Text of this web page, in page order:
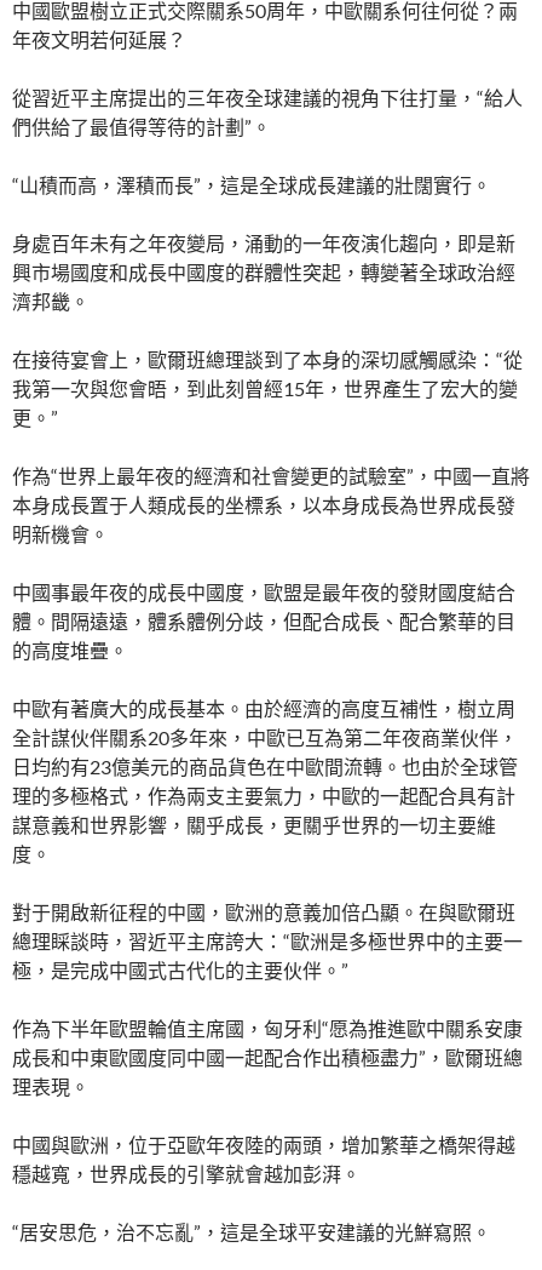
中國歐盟樹立正式交際關系50周年，中歐關系何往何從？兩
年夜文明若何延展？
從習近平主席提出的三年夜全球建議的視角下往打量，“給人
們供給了最值得等待的計劃”。
“山積而高，澤積而長”，這是全球成長建議的壯闊實行。
身處百年未有之年夜變局，涌動的一年夜演化趨向，即是新
興市場國度和成長中國度的群體性突起，轉變著全球政治經
濟邦畿。
在接待宴會上，歐爾班總理談到了本身的深切感觸感染：“從
我第一次與您會晤，到此刻曾經15年，世界產生了宏大的變
更。”
作為“世界上最年夜的經濟和社會變更的試驗室”，中國一直將
本身成長置于人類成長的坐標系，以本身成長為世界成長發
明新機會。
中國事最年夜的成長中國度，歐盟是最年夜的發財國度結合
體。間隔遠遠，體系體例分歧，但配合成長、配合繁華的目
的高度堆疊。
中歐有著廣大的成長基本。由於經濟的高度互補性，樹立周
全計謀伙伴關系20多年來，中歐已互為第二年夜商業伙伴，
日均約有23億美元的商品貨色在中歐間流轉。也由於全球管
理的多極格式，作為兩支主要氣力，中歐的一起配合具有計
謀意義和世界影響，關乎成長，更關乎世界的一切主要維
度。
對于開啟新征程的中國，歐洲的意義加倍凸顯。在與歐爾班
總理睬談時，習近平主席誇大：“歐洲是多極世界中的主要一
極，是完成中國式古代化的主要伙伴。”
作為下半年歐盟輪值主席國，匈牙利“愿為推進歐中關系安康
成長和中東歐國度同中國一起配合作出積極盡力”，歐爾班總
理表現。
中國與歐洲，位于亞歐年夜陸的兩頭，增加繁華之橋架得越
穩越寬，世界成長的引擎就會越加彭湃。
“居安思危，治不忘亂”，這是全球平安建議的光鮮寫照。